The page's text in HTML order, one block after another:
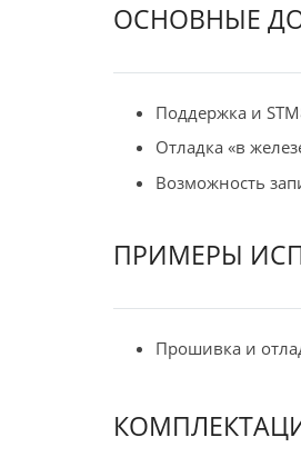
ОСНОВНЫЕ
Поддержка и
Отладка «в
Возможность
ПРИМЕРЫ
Прошивка и